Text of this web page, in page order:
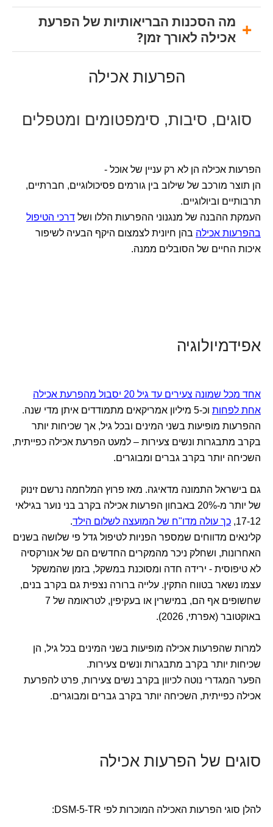
מה הסכנות הבריאותיות של הפרעת
אכילה לאורך זמן?
הפרעות אכילה
סוגים, סיבות, סימפטומים ומטפלים
הפרעות אכילה הן לא רק עניין של אוכל -
הן תוצר מורכב של שילוב בין גורמים פסיכולוגיים, חברתיים,
תרבותיים וביולוגיים.
העמקת ההבנה של מנגנוני ההפרעות הללו ושל דרכי הטיפול
בהפרעות אכילה בהן חיונית לצמצום היקף הבעיה לשיפור
איכות החיים של הסובלים ממנה.
אפידמיולוגיה
אחד מכל שמונה צעירים עד גיל 20 יסבול מהפרעת אכילה
אחת לפחות וכ-5 מיליון אמריקאים מתמודדים איתן מדי שנה.
ההפרעות מופיעות בשני המינים ובכל גיל, אך שכיחות יותר
בקרב מתבגרות ונשים צעירות – למעט הפרעת אכילה כפייתית,
השכיחה יותר בקרב גברים ומבוגרים.
גם בישראל התמונה מדאיגה. מאז פרוץ המלחמה נרשם זינוק
של יותר מ-20% באבחון הפרעות אכילה בקרב בני נוער בגילאי
17-12, כך עולה מדו"ח של המועצה לשלום הילד.
קלינאים מדווחים שמספר הפניות לטיפול גדל פי שלושה בשנים
האחרונות, ושחלק ניכר מהמקרים החדשים הם של אנורקסיה
לא טיפוסית - ירידה חדה ומסוכנת במשקל, בזמן שהמשקל
עצמו נשאר בטווח התקין. עלייה ברורה נצפית גם בקרב בנים,
שחשופים אף הם, במישרין או בעקיפין, לטראומה של 7
באוקטובר (אפרתי, 2026).
למרות שהפרעות אכילה מופיעות בשני המינים בכל גיל, הן
שכיחות יותר בקרב מתבגרות ונשים צעירות.
הפער המגדרי נוטה לכיוון בקרב נשים צעירות, פרט להפרעת
אכילה כפייתית, השכיחה יותר בקרב גברים ומבוגרים.
סוגים של הפרעות אכילה
להלן סוגי הפרעות האכילה המוכרות לפי DSM-5-TR: